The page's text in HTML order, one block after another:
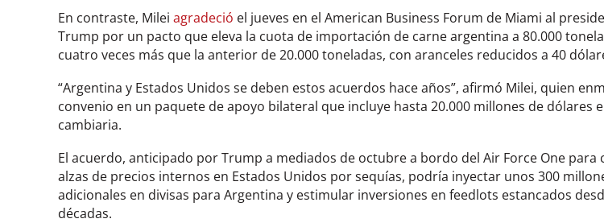
En contraste, Milei agradeció el jueves en el American Business Forum de Miami al
Trump por un pacto que eleva la cuota de importación de carne argentina a 80.000
cuatro veces más que la anterior de 20.000 toneladas, con aranceles reducidos a 40
“Argentina y Estados Unidos se deben estos acuerdos hace años”, afirmó Milei, quien
convenio en un paquete de apoyo bilateral que incluye hasta 20.000 millones de dólares
cambiaria.
El acuerdo, anticipado por Trump a mediados de octubre a bordo del Air Force One
alzas de precios internos en Estados Unidos por sequías, podría inyectar unos 300
adicionales en divisas para Argentina y estimular inversiones en feedlots estancados
décadas.